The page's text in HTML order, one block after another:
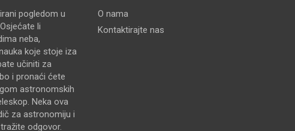
pogledom u
li
neba,
koje stoje iza
učiniti za
i pronaći ćete
astronomskih
Neka ova
za astronomiju i
odgovor.
O nama
Kontaktirajte nas